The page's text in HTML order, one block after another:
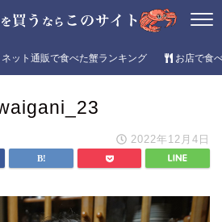
ネット通販で食べた蟹ランキング お店で食
2022年12月4日